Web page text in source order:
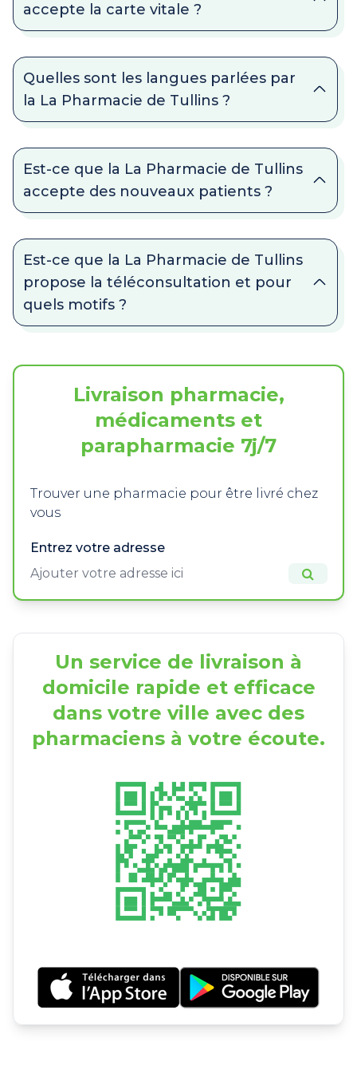
accepte la carte vitale ?
Quelles sont les langues parlées par
la La Pharmacie de Tullins ?
Est-ce que la La Pharmacie de Tullins
accepte des nouveaux patients ?
Est-ce que la La Pharmacie de Tullins
propose la téléconsultation et pour
quels motifs ?
Livraison pharmacie,
médicaments et
parapharmacie 7j/7
Trouver une pharmacie pour être livré chez
vous
Entrez votre adresse
Un service de livraison à
domicile rapide et efficace
dans votre ville avec des
pharmaciens à votre écoute.